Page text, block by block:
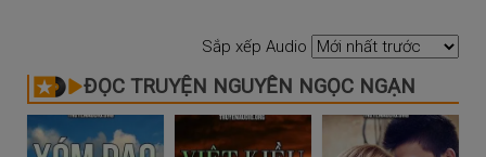
Sắp xếp Audio
ĐỌC TRUYỆN NGUYỄN NGỌC NGẠN